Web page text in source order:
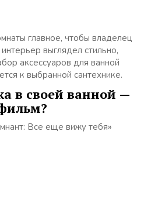
главное, чтобы владелец
выглядел стильно,
аксессуаров для ванной
к выбранной сантехнике.
в своей ванной —
Все еще вижу тебя»